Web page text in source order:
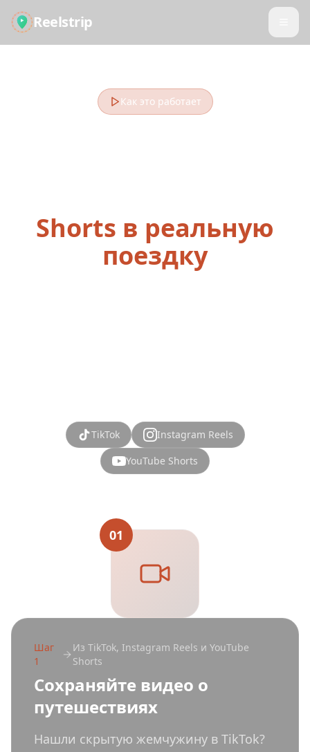
Reelstrip
Как это работает
Shorts в реальную
поездку
TikTok
Instagram Reels
YouTube Shorts
01
Шаг
1
Из TikTok, Instagram Reels и YouTube
Shorts
Сохраняйте видео о
путешествиях
Нашли скрытую жемчужину в TikTok?